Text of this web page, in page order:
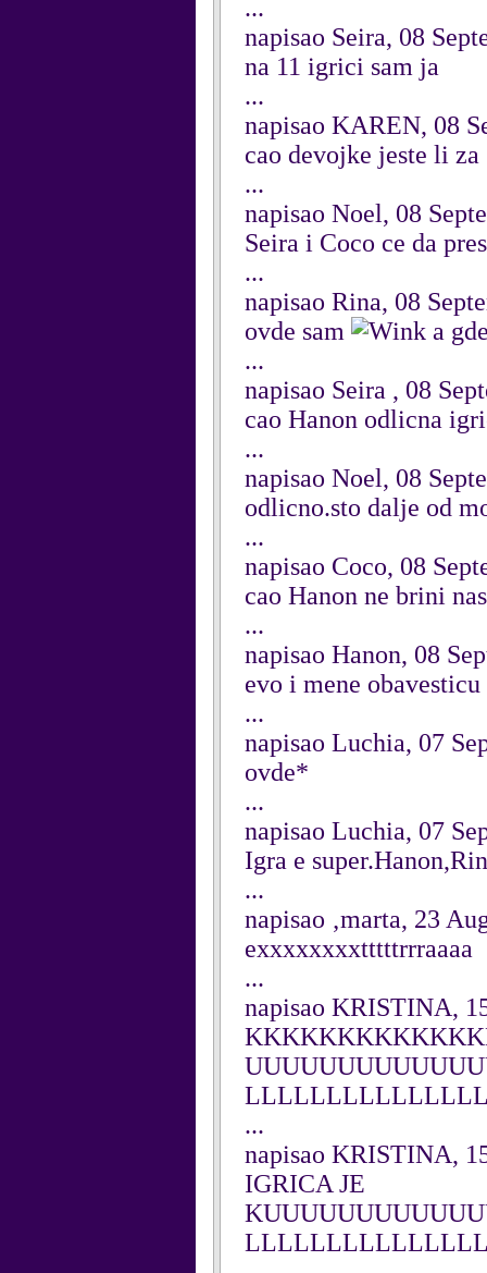
...
napisao Seira, 08
na 11 igrici sam ja
...
napisao KAREN, 08
cao devojke jeste li za
...
napisao Noel, 08
Seira i Coco ce da
...
napisao Rina, 08
ovde sam
a
...
napisao Seira , 08
cao Hanon odlicna
...
napisao Noel, 08
odlicno.sto dalje od
...
napisao Coco, 08
cao Hanon ne brini
...
napisao Hanon, 08
evo i mene
...
napisao Luchia, 07
ovde*
...
napisao Luchia, 07
Igra e
...
napisao ‚marta, 23
exxxxxxxxtttttrrraaaa
...
napisao KRISTINA,
...
napisao KRISTINA,
IGRICA JE